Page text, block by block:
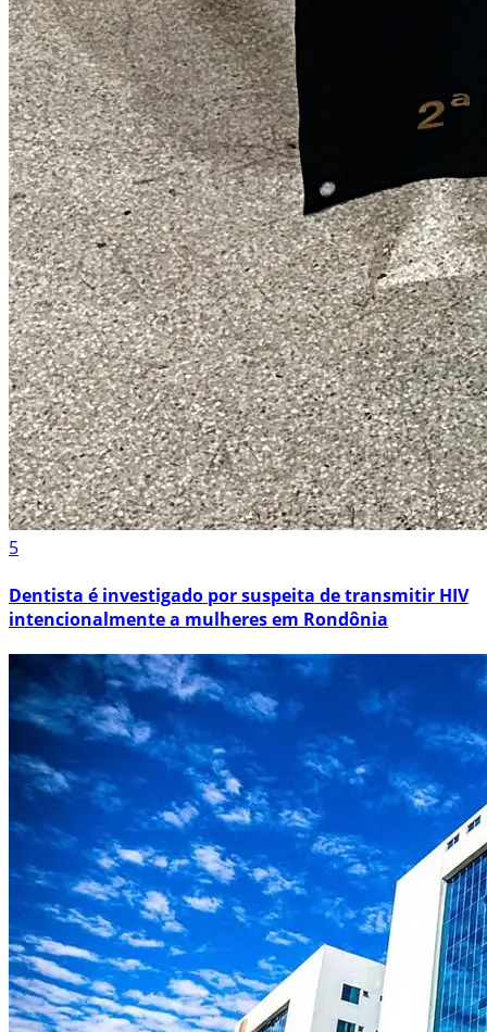
5
Dentista é investigado por suspeita de transmitir HIV
intencionalmente a mulheres em Rondônia